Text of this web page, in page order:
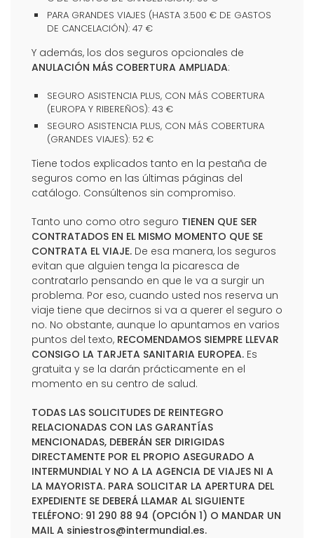
PARA GRANDES VIAJES (HASTA 3.500 € DE GASTOS
DE CANCELACIÓN): 47 €
Y además, los dos seguros opcionales de
ANULACIÓN MÁS COBERTURA AMPLIADA:
SEGURO ASISTENCIA PLUS, CON MÁS COBERTURA
(EUROPA Y RIBEREÑOS): 43 €
SEGURO ASISTENCIA PLUS, CON MÁS COBERTURA
(GRANDES VIAJES): 52 €
Tiene todos explicados tanto en la pestaña de
seguros como en las últimas páginas del
catálogo. Consúltenos sin compromiso.
Tanto uno como otro seguro TIENEN QUE SER
CONTRATADOS EN EL MISMO MOMENTO QUE SE
CONTRATA EL VIAJE. De esa manera, los seguros
evitan que alguien tenga la picaresca de
contratarlo pensando en que le va a surgir un
problema. Por eso, cuando usted nos reserva un
viaje tiene que decirnos si va a querer el seguro o
no. No obstante, aunque lo apuntamos en varios
puntos del texto, RECOMENDAMOS SIEMPRE LLEVAR
CONSIGO LA TARJETA SANITARIA EUROPEA. Es
gratuita y se la darán prácticamente en el
momento en su centro de salud.
TODAS LAS SOLICITUDES DE REINTEGRO
RELACIONADAS CON LAS GARANTÍAS
MENCIONADAS, DEBERÁN SER DIRIGIDAS
DIRECTAMENTE POR EL PROPIO ASEGURADO A
INTERMUNDIAL Y NO A LA AGENCIA DE VIAJES NI A
LA MAYORISTA. PARA SOLICITAR LA APERTURA DEL
EXPEDIENTE SE DEBERÁ LLAMAR AL SIGUIENTE
TELÉFONO: 91 290 88 94 (OPCIÓN 1) O MANDAR UN
MAIL A siniestros@intermundial.es.